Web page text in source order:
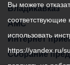
Владикавказ:
Владикавказ
АМС
Интернет
Собрание
Вы можете
соответствующие
использовать
https://yandex.ru/